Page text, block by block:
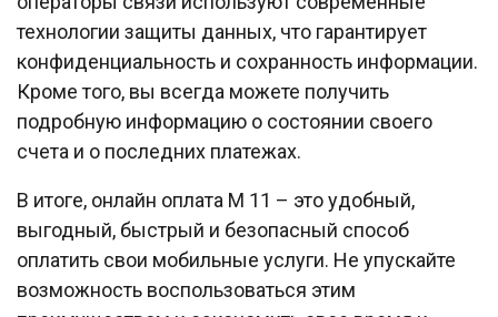
технологии защиты данных, что гарантирует
конфиденциальность и сохранность информации.
Кроме того, вы всегда можете получить
подробную информацию о состоянии своего
счета и о последних платежах.
В итоге, онлайн оплата М 11 – это удобный,
выгодный, быстрый и безопасный способ
оплатить свои мобильные услуги. Не упускайте
возможность воспользоваться этим